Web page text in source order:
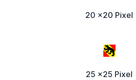
20 x20 Pixel
25 x25 Pixel